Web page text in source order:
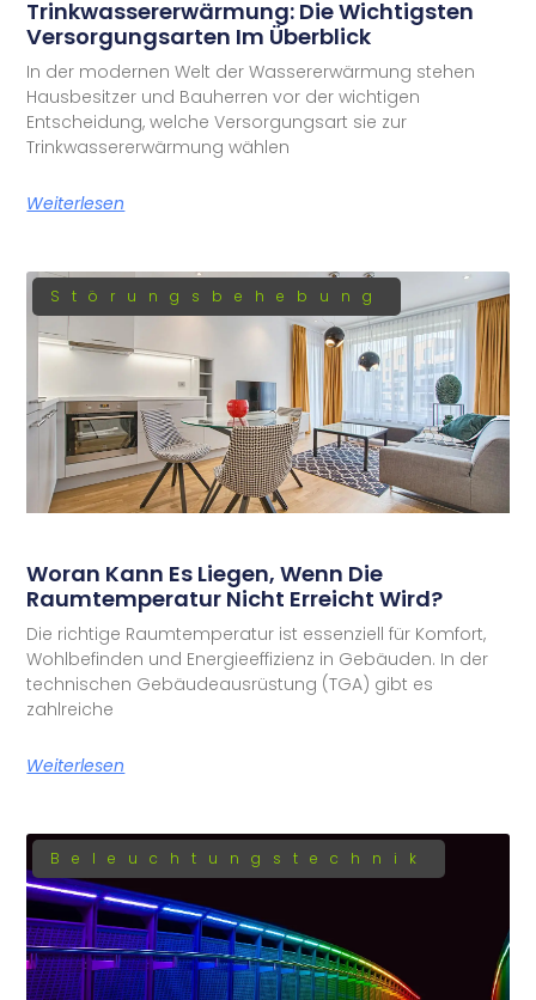
Trinkwassererwärmung: Die Wichtigsten
Versorgungsarten Im Überblick
In der modernen Welt der Wassererwärmung stehen
Hausbesitzer und Bauherren vor der wichtigen
Entscheidung, welche Versorgungsart sie zur
Trinkwassererwärmung wählen
Weiterlesen
Störungsbehebung
Woran Kann Es Liegen, Wenn Die
Raumtemperatur Nicht Erreicht Wird?
Die richtige Raumtemperatur ist essenziell für Komfort,
Wohlbefinden und Energieeffizienz in Gebäuden. In der
technischen Gebäudeausrüstung (TGA) gibt es
zahlreiche
Weiterlesen
Beleuchtungstechnik